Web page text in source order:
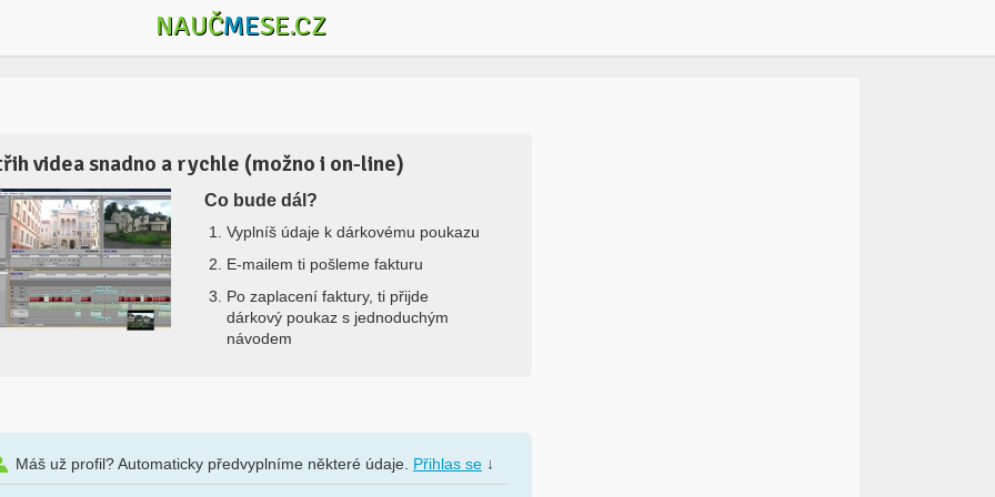
NAUČMESE.CZ
videa snadno a rychle (možno i on-line)
Co bude dál?
Vyplníš údaje k dárkovému poukazu
E-mailem ti pošleme fakturu
Po zaplacení faktury, ti přijde
dárkový poukaz s jednoduchým
návodem
Máš už profil? Automaticky předvyplníme některé údaje. Přihlas se ↓